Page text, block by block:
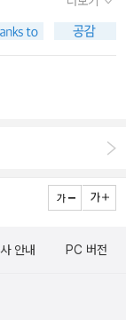
'일곱개의 고양이
분류해야할지?
에게 죽음을' 스릴
성장문학이예
두 자신이 살기
점이 공통점이지만
으로 분류해도 될
장 액션 스릴러에
에 영화 '도망자'
안내 PC 버전